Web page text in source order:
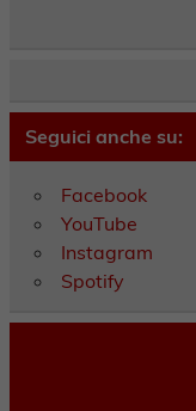
Seguici anche su:
Facebook
YouTube
Instagram
Spotify